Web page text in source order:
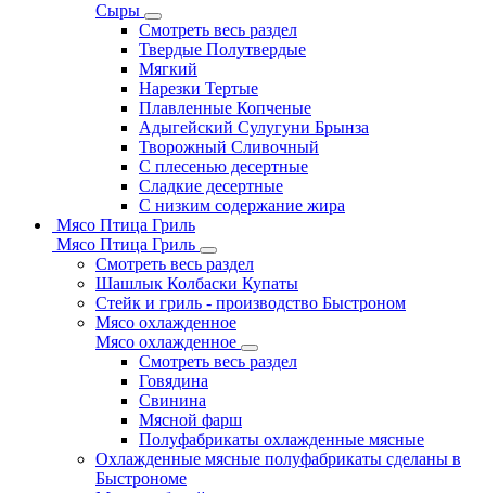
Сыры
Смотреть весь раздел
Твердые Полутвердые
Мягкий
Нарезки Тертые
Плавленные Копченые
Адыгейский Сулугуни Брынза
Творожный Сливочный
С плесенью десертные
Сладкие десертные
С низким содержание жира
Мясо Птица Гриль
Мясо Птица Гриль
Смотреть весь раздел
Шашлык Колбаски Купаты
Стейк и гриль - производство Быстроном
Мясо охлажденное
Мясо охлажденное
Смотреть весь раздел
Говядина
Свинина
Мясной фарш
Полуфабрикаты охлажденные мясные
Охлажденные мясные полуфабрикаты сделаны в
Быстрономе